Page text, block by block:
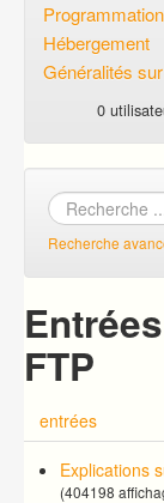
Programmation
Hébergement
Généralités
0
Recherche
FTP
entrées
Explications
(404198